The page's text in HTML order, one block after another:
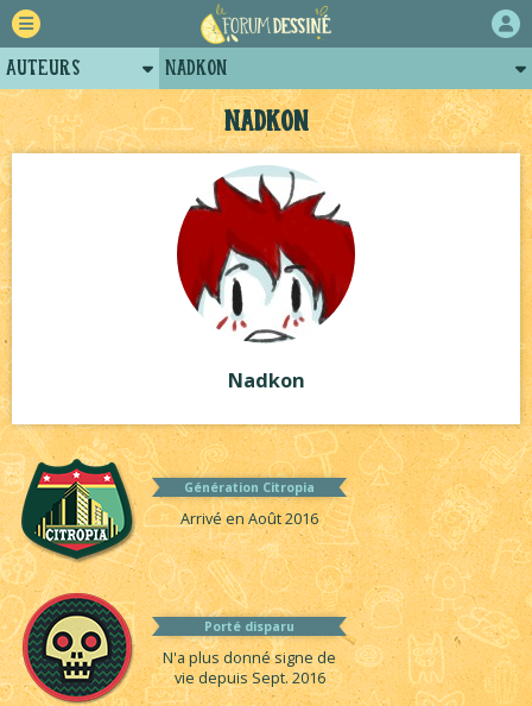
Nadkon
Nadkon
Génération Citropia
Arrivé en Août 2016
Porté disparu
N'a plus donné signe de
vie depuis Sept. 2016
Auteurs
Retour
Forum
Projets
Tutoriels
Nadkon
Posts de nadkon